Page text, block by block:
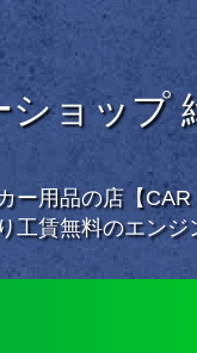
ショップ
ー用品の店【
賃無料のエン